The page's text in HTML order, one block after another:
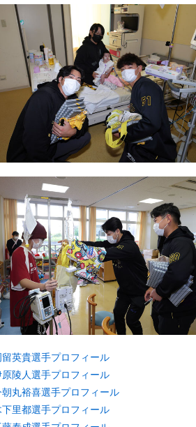
留英貴選手プロフィール
原陵人選手プロフィール
朝丸裕喜選手プロフィール
下里都選手プロフィール